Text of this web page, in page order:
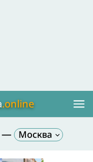
.online
— Москва